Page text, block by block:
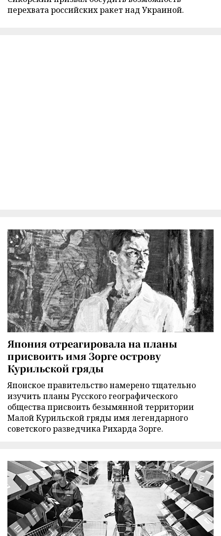
перехвата российских ракет над Украиной.
Япония отреагировала на планы
присвоить имя Зорге острову
Курильской гряды
Японское правительство намерено тщательно
изучить планы Русского географического
общества присвоить безымянной территории
Малой Курильской гряды имя легендарного
советского разведчика Рихарда Зорге.